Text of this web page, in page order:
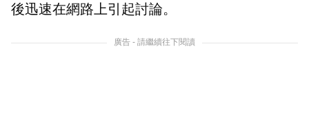
後迅速在網路上引起討論。
廣告 - 請繼續往下閱讀